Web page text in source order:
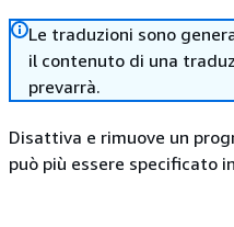
Le traduzioni sono
il contenuto di una
prevarrà.
Disattiva e rimuove un
può più essere specificato